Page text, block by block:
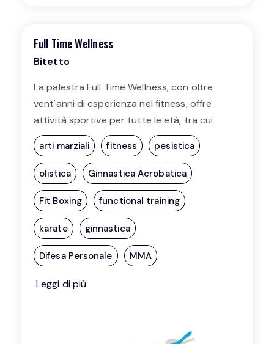
Full Time Wellness
Bitetto
La palestra Full Time Wellness, con oltre
vent'anni di esperienza nel fitness, offre
attività sportive per tutte le età, tra cui
arti marziali, fitness e pesistica ma anche
pilates e yoga. Il punto di forza della
palestra è lo staff qualificato e la vasta
gamma di corsi disponibili per soddisfare le
tutte le diverse esigenze.
arti marziali fitness pesistica
olistica Ginnastica Acrobatica
Fit Boxing functional training
karate ginnastica
Difesa Personale MMA
Leggi di più